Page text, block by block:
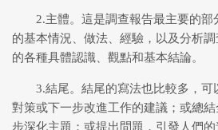
2.主體。這是調查報告最主要的
的基本情況、做法、經驗，以及分析
的各種具體認識、觀點和基本結論。
3.結尾。結尾的寫法也比較多，可
對策或下一步改進工作的建議；或總
步深化主題；或提出問題，引發人們